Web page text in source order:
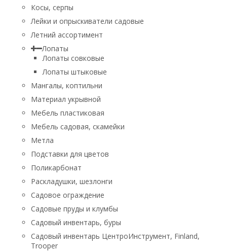
Косы, серпы
Лейки и опрыскиватели садовые
Летний ассортимент
Лопаты
Лопаты совковые
Лопаты штыковые
Мангалы, коптильни
Материал укрывной
Мебель пластиковая
Мебель садовая, скамейки
Метла
Подставки для цветов
Поликарбонат
Раскладушки, шезлонги
Садовое ограждение
Садовые пруды и клумбы
Садовый инвентарь, буры
Садовый инвентарь ЦентроИнструмент, Finland,
Trooper